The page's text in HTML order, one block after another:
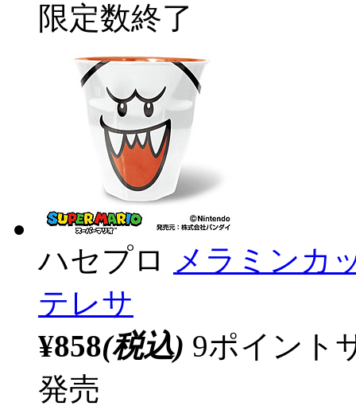
限定数終了
ハセプロ メラミン
テレサ
¥858(税込) 9ポイント
発売